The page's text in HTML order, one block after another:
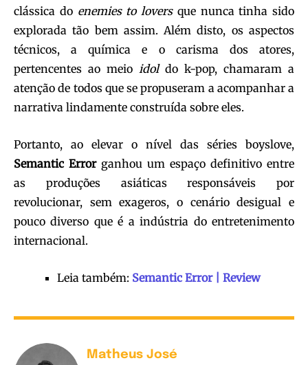
clássica do enemies to loversque nunca tinha sido
explorada tão bem assim. Além disto, os aspectos
técnicos, a química e o carisma dos atores,
pertencentes ao meio idoldo k-pop, chamaram a
atenção de todos que se propuseram a acompanhar a
narrativa lindamente construída sobre eles.
Portanto, ao elevar o nível das séries boyslove,
Semantic Errorganhou um espaço definitivo entre
as produções asiáticas responsáveis por
revolucionar, sem exageros, o cenário desigual e
pouco diverso que é a indústria do entretenimento
internacional.
Leia também: Semantic Error | Review
Matheus José